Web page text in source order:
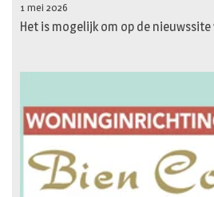
1 mei 2026
Het is mogelijk om op de